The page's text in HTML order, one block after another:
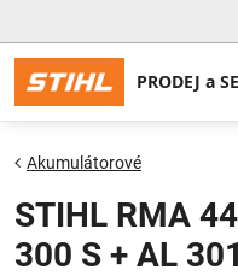
Akumulátorové
STIHL RMA
300 S + AL 301